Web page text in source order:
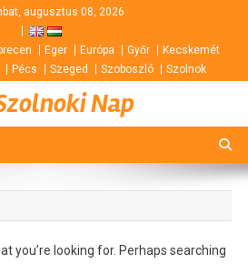
augusztus 08, 2026
Eger Európa Győr
Kecskemét
Pécs Szeged Szoboszló Szolnok
Nap
you’re looking for. Perhaps searching